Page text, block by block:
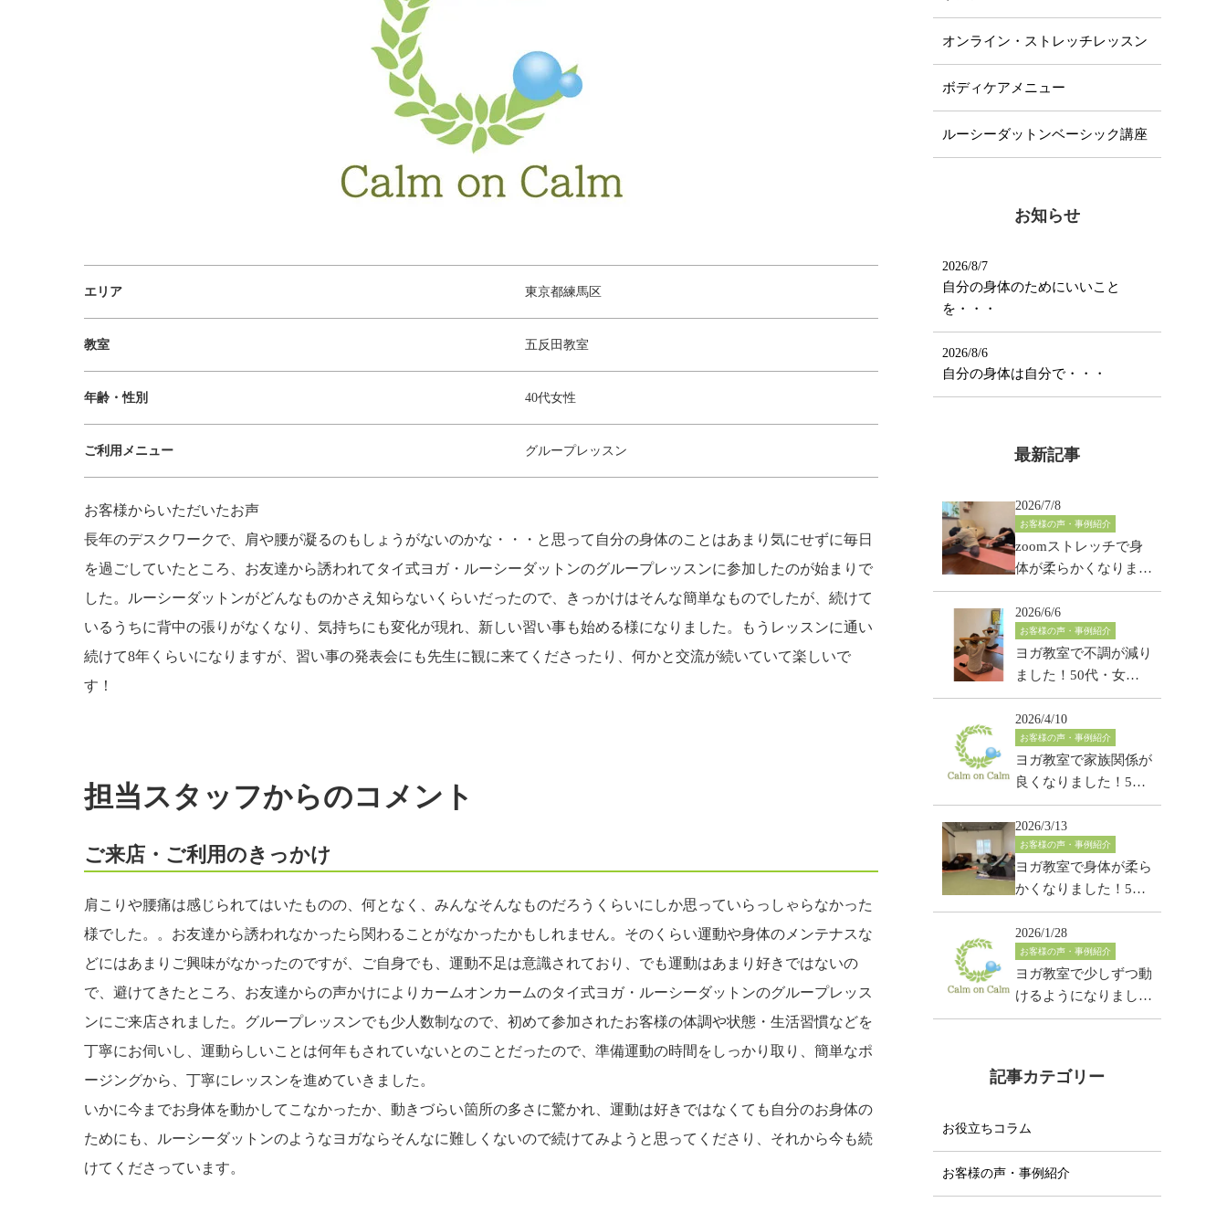
エリア 東京都練馬区
教室 五反田教室
年齢・性別 40代女性
ご利用メニュー グループレッスン
お客様からいただいたお声
長年のデスクワークで、肩や腰が凝るのもしょうがないのかな・・・と思って自分の身体のことはあまり気にせずに毎日
を過ごしていたところ、お友達から誘われてタイ式ヨガ・ルーシーダットンのグループレッスンに参加したのが始まりで
した。ルーシーダットンがどんなものかさえ知らないくらいだったので、きっかけはそんな簡単なものでしたが、続けて
いるうちに背中の張りがなくなり、気持ちにも変化が現れ、新しい習い事も始める様になりました。もうレッスンに通い
続けて8年くらいになりますが、習い事の発表会にも先生に観に来てくださったり、何かと交流が続いていて楽しいで
す！
担当スタッフからのコメント
ご来店・ご利用のきっかけ
肩こりや腰痛は感じられてはいたものの、何となく、みんなそんなものだろうくらいにしか思っていらっしゃらなかった
様でした。。お友達から誘われなかったら関わることがなかったかもしれません。そのくらい運動や身体のメンテナスな
どにはあまりご興味がなかったのですが、ご自身でも、運動不足は意識されており、でも運動はあまり好きではないの
で、避けてきたところ、お友達からの声かけによりカームオンカームのタイ式ヨガ・ルーシーダットンのグループレッス
ンにご来店されました。グループレッスンでも少人数制なので、初めて参加されたお客様の体調や状態・生活習慣などを
丁寧にお伺いし、運動らしいことは何年もされていないとのことだったので、準備運動の時間をしっかり取り、簡単なポ
ージングから、丁寧にレッスンを進めていきました。
いかに今までお身体を動かしてこなかったか、動きづらい箇所の多さに驚かれ、運動は好きではなくても自分のお身体の
ためにも、ルーシーダットンのようなヨガならそんなに難しくないので続けてみようと思ってくださり、それから今も続
けてくださっています。
オンライン・ストレッチレッスン
ボディケアメニュー
ルーシーダットンベーシック講座
お知らせ
2026/8/7
自分の身体のためにいいこと
を・・・
2026/8/6
自分の身体は自分で・・・
最新記事
2026/7/8
お客様の声・事例紹介
zoomストレッチで身
体が柔らかくなりまし
た！50代・女性
2026/6/6
お客様の声・事例紹介
ヨガ教室で不調が減り
ました！50代・女
性・五反田教室
2026/4/10
お客様の声・事例紹介
ヨガ教室で家族関係が
良くなりました！50
代・女性・保谷教室
2026/3/13
お客様の声・事例紹介
ヨガ教室で身体が柔ら
かくなりました！50
代・女性・ひばりヶ丘
教室
2026/1/28
お客様の声・事例紹介
ヨガ教室で少しずつ動
けるようになりまし
た！50代・女性・保
記事カテゴリー
お役立ちコラム
お客様の声・事例紹介